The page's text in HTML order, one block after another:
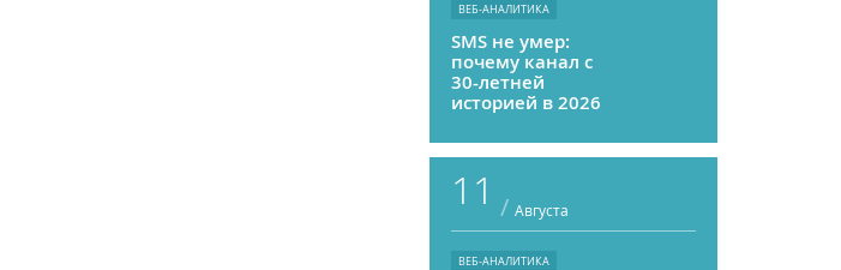
ВЕБ-АНАЛИТИКА
SMS не умер:
почему канал с
30-летней
историей в 2026
приносить ROMI
выше, чем
мессенджеры
11 / Августа
ВЕБ-АНАЛИТИКА